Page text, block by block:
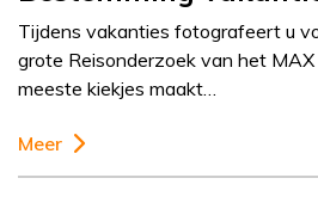
Tijdens vakanties fotografeert u
grote Reisonderzoek van het MAX
meeste kiekjes maakt…
Meer